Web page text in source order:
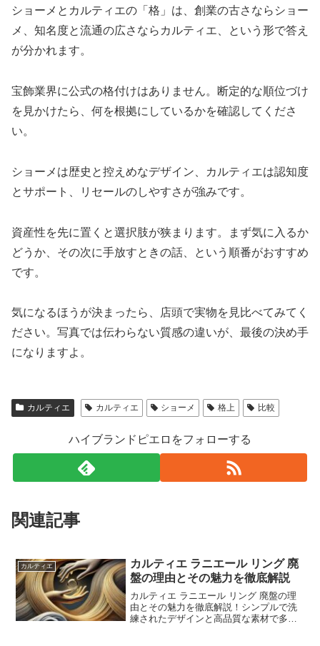
ショーメとカルティエの「格」は、創業の古さならショー
メ、知名度と流通の広さならカルティエ、という形で答え
が分かれます。
宝飾業界に公式の格付けはありません。断定的な順位づけ
を見かけたら、何を根拠にしているかを確認してくださ
い。
ショーメは歴史と控えめなデザイン、カルティエは認知度
とサポート、リセールのしやすさが強みです。
資産性を先に置くと選択肢が狭まります。まず気に入るか
どうか、その次に手放すときの話、という順番がおすすめ
です。
気になるほうが決まったら、店頭で実物を見比べてみてく
ださい。写真では伝わらない質感の違いが、最後の決め手
になりますよ。
カルティエ カルティエ ショーメ 格上 比較
ハイブランドピエロをフォローする
関連記事
カルティエ
カルティエ ラニエール リング 廃
盤の理由とその魅力を徹底解説
カルティエ ラニエール リング 廃盤の理
由とその魅力を徹底解説！シンプルで洗
練されたデザインと高品質な素材で多く